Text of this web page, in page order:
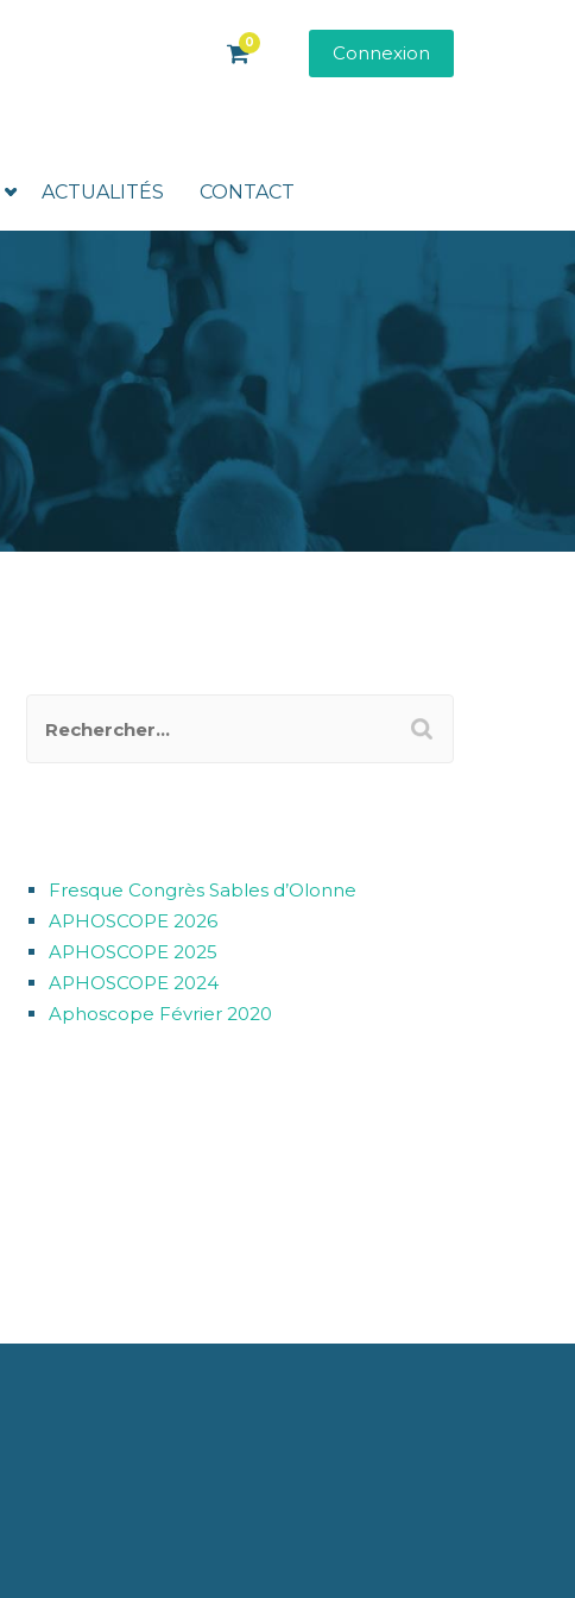
0 Connexion
ACTUALITÉS CONTACT
Fresque Congrès Sables d’Olonne
APHOSCOPE 2026
APHOSCOPE 2025
APHOSCOPE 2024
Aphoscope Février 2020